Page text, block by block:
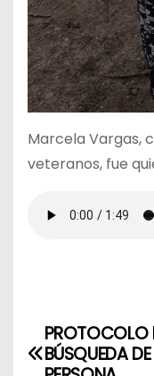
Marcela Vargas,
veteranos, fue
N
a
PROTOCOLO
BÚSQUEDA DE